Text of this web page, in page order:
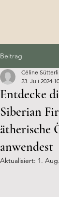
Beitrag
Entdecke
Siberian
ätherische
anwendest
Céline
23. Juli 2024
Aktualisiert: 1.